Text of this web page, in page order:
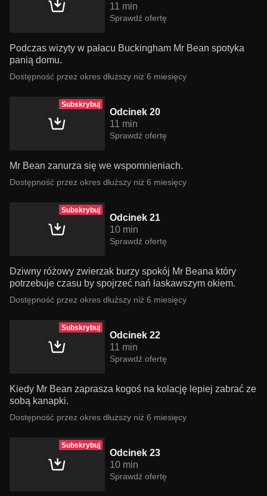
11 min
Sprawdź ofertę
Podczas wizyty w pałacu Buckingham Mr Bean spotyka
panią domu.
Dostępność przez okres dłuższy niż 6 miesięcy
Subskrybuj
Odcinek 20
11 min
Sprawdź ofertę
Mr Bean zanurza się we wspomnieniach.
Dostępność przez okres dłuższy niż 6 miesięcy
Subskrybuj
Odcinek 21
10 min
Sprawdź ofertę
Dziwny różowy zwierzak burzy spokój Mr Beana który
potrzebuje czasu by spojrzeć nań łaskawszym okiem.
Dostępność przez okres dłuższy niż 6 miesięcy
Subskrybuj
Odcinek 22
11 min
Sprawdź ofertę
Kiedy Mr Bean zaprasza kogoś na kolację lepiej zabrać ze
sobą kanapki.
Dostępność przez okres dłuższy niż 6 miesięcy
Subskrybuj
Odcinek 23
10 min
Sprawdź ofertę